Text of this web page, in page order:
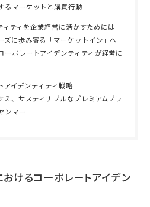
るマーケットと購買行動
ィティを企業経営に活かすためには
ズに歩み寄る「マーケットイン」へ
ーポレートアイデンティティが経営に
アイデンティティ戦略
、サスティナブルなプレミアムブラ
ンマー
おけるコーポレートアイデン